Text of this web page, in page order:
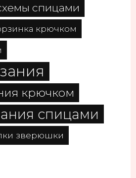
спицами
крючком
крючком
спицами
зверюшки